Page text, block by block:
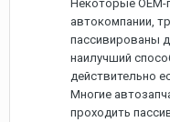
Некоторые OEM-
автокомпании,
пассивированы
наилучший
действительно
Многие
проходить